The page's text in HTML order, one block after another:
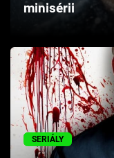
Sledujte prima+
Přihlášení
Sledujte nás
minisérii
SERIÁLY